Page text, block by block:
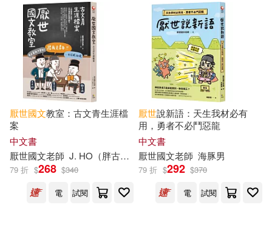
配送方式 (可複選)
可超商取貨(13)
可海外宅配(13)
可港澳店取(12)
可新加坡店取(12)
厭世國文教室：古文青生涯檔
案
中文書
厭世國文老師 J. HO（胖古人）
79 折 $268 $340
電
試閱
厭世說新語：天生我材必有
用，勇者不必鬥惡龍
中文書
厭世國文老師 海豚男
79 折 $292 $370
電
試閱